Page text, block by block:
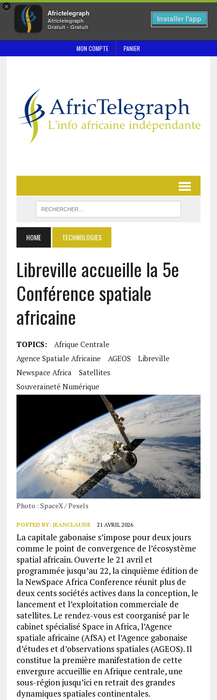
×
Africtelegraph
Africtelegraph
Gratuit - Gratuit
Installer l'app
MON COMPTE PANIER
HOME TECHNOLOGIES
Libreville accueille la 5e
Conférence spatiale
africaine
TOPICS:
Afrique Centrale
Agence Spatiale Africaine
AGEOS
Libreville
Newspace Africa
Satellites
Souveraineté Numérique
Photo : SpaceX / Pexels
POSTED BY: JEANCLAUDE 21 AVRIL 2026
La capitale gabonaise s’impose pour deux jours
comme le point de convergence de l’écosystème
spatial africain. Ouverte le 21 avril et
programmée jusqu’au 22, la cinquième édition de
la NewSpace Africa Conference réunit plus de
deux cents sociétés actives dans la conception, le
lancement et l’exploitation commerciale de
satellites. Le rendez-vous est coorganisé par le
cabinet spécialisé Space in Africa, l’Agence
spatiale africaine (AfSA) et l’Agence gabonaise
d’études et d’observations spatiales (AGEOS). Il
constitue la première manifestation de cette
envergure accueillie en Afrique centrale, une
sous-région jusqu’ici en retrait des grandes
dynamiques spatiales continentales.